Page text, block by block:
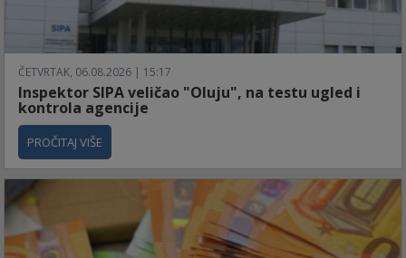
ČETVRTAK, 06.08.2026 | 15:17
Inspektor SIPA veličao "Oluju", na testu ugled i
kontrola agencije
PROČITAJ VIŠE